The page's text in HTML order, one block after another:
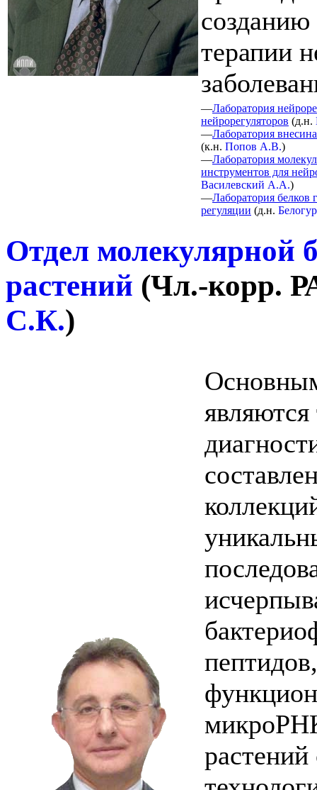
терапии
—Лаборатория
нейрорегуляторов (д.н.
—Лаборатория
(к.н. Попов А.В.)
—Лаборатория
инструментов для
Василевский А.А.)
—Лаборатория белков
регуляции (д.н.
Отдел молекулярной
растений (Чл.-корр.
С.К.)